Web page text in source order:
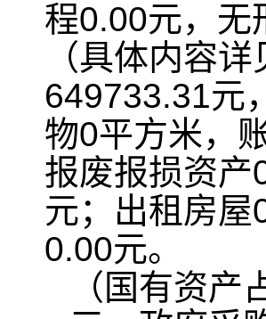
程0.00元，无
（具体内容
649733.31元
物0平方米，
报废报损资产
元；出租房
0.00元。
（国有资